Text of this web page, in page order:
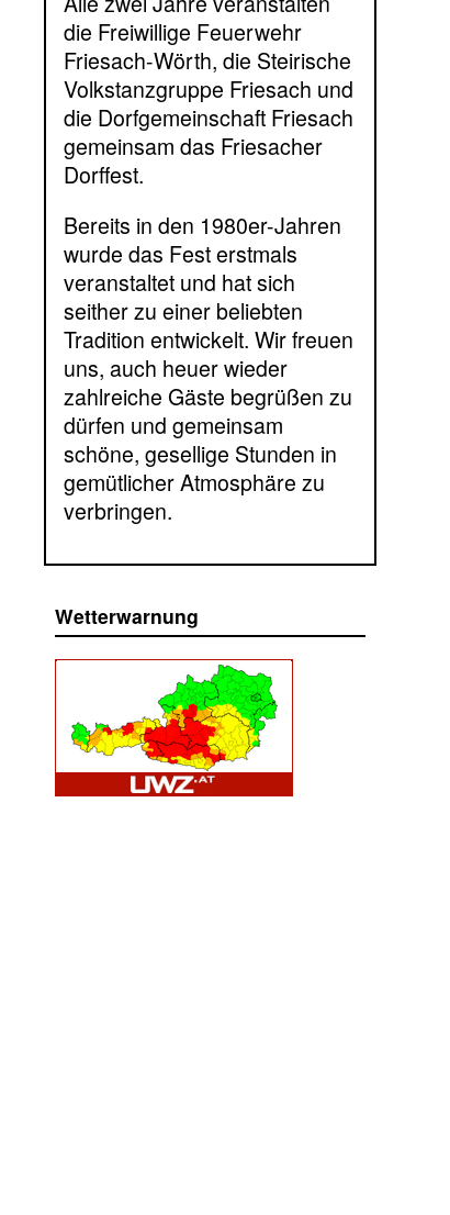
die Freiwillige Feuerwehr
Friesach-Wörth, die Steirische
Volkstanzgruppe Friesach und
die Dorfgemeinschaft Friesach
gemeinsam das Friesacher
Dorffest.
Bereits in den 1980er-Jahren
wurde das Fest erstmals
veranstaltet und hat sich
seither zu einer beliebten
Tradition entwickelt. Wir freuen
uns, auch heuer wieder
zahlreiche Gäste begrüßen zu
dürfen und gemeinsam
schöne, gesellige Stunden in
gemütlicher Atmosphäre zu
verbringen.
Wetterwarnung